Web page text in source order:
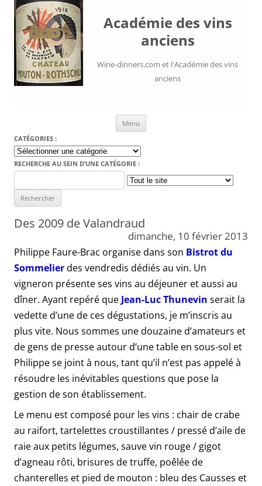
Académie des vins
anciens
Wine-dinners.com et l'Académie des vins
anciens
Menu
CATÉGORIES :
Catégories
:
RECHERCHE AU SEIN D’UNE CATÉGORIE :
for:
Des 2009 de Valandraud
dimanche, 10 février 2013
Philippe Faure-Brac organise dans son Bistrot du
Sommelierdes vendredis dédiés au vin. Un
vigneron présente ses vins au déjeuner et aussi au
dîner. Ayant repéré que Jean-Luc Thunevin serait la
vedette d’une de ces dégustations, je m’inscris au
plus vite. Nous sommes une douzaine d’amateurs et
de gens de presse autour d’une table en sous-sol et
Philippe se joint à nous, tant qu’il n’est pas appelé à
résoudre les inévitables questions que pose la
gestion de son établissement.
Le menu est composé pour les vins : chair de crabe
au raifort, tartelettes croustillantes / pressé d’aile de
raie aux petits légumes, sauve vin rouge / gigot
d’agneau rôti, brisures de truffe, poêlée de
chanterelles et pied de mouton : bleu des Causses et